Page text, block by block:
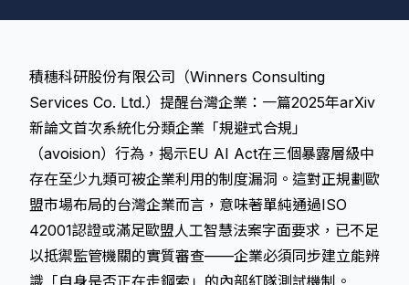
積穗科研股份有限公司（Winners Consulting
Services Co. Ltd.）提醒台灣企業：一篇2025年arXiv
新論文首次系統化分類企業「規避式合規」
（avoision）行為，揭示EU AI Act在三個暴露層級中
存在至少九類可被企業利用的制度漏洞。這對正規劃歐
盟市場布局的台灣企業而言，意味著單純通過ISO
42001認證或滿足歐盟人工智慧法案字面要求，已不足
以抵禦監管機關的實質審查——企業必須同步建立能辨
識「自身是否正在走鋼索」的內部紅隊測試機制。